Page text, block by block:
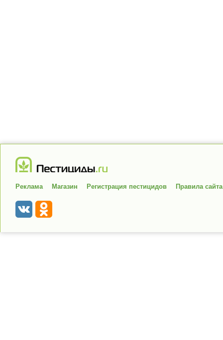
Реклама Магазин Регистрация пестицидов Правила сайта